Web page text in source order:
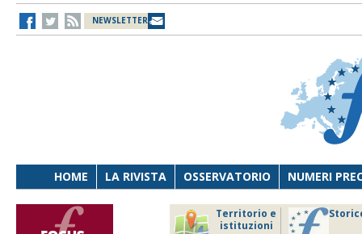
NEWSLETTER
HOME LA RIVISTA OSSERVATORIO NUMERI
Territorio e
istituzioni